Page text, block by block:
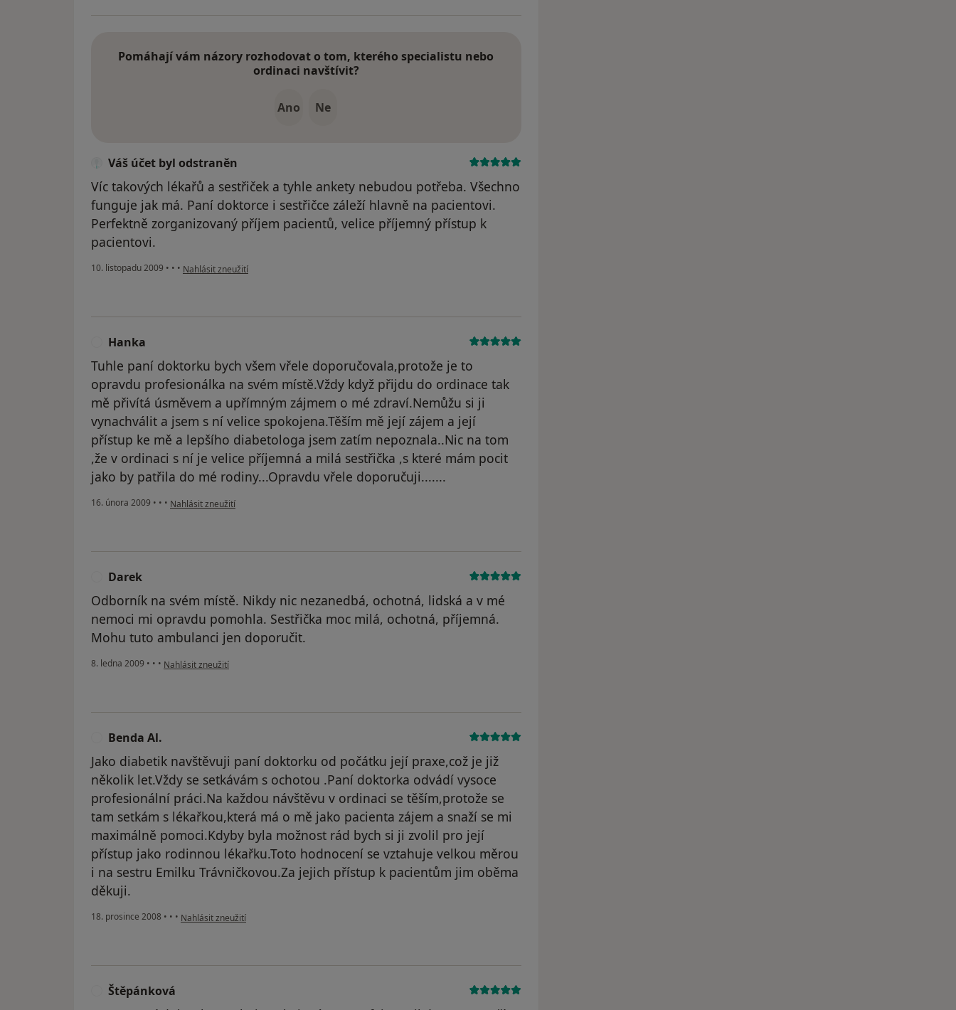
Pomáhají vám názory rozhodovat o tom, kterého specialistu nebo
ordinaci navštívit?
Ano Ne
Váš účet byl odstraněn
Víc takových lékařů a sestřiček a tyhle ankety nebudou potřeba. Všechno
funguje jak má. Paní doktorce i sestřičce záleží hlavně na pacientovi.
Perfektně zorganizovaný příjem pacientů, velice příjemný přístup k
pacientovi.
10. listopadu 2009 • • • podle názoru uživatele Váš účet byl odstraněn
Nahlásit zneužití
Hanka
Tuhle paní doktorku bych všem vřele doporučovala,protože je to
opravdu profesionálka na svém místě.Vždy když přijdu do ordinace tak
mě přivítá úsměvem a upřímným zájmem o mé zdraví.Nemůžu si ji
vynachválit a jsem s ní velice spokojena.Těším mě její zájem a její
přístup ke mě a lepšího diabetologa jsem zatím nepoznala..Nic na tom
,že v ordinaci s ní je velice příjemná a milá sestřička ,s které mám pocit
jako by patřila do mé rodiny...Opravdu vřele doporučuji.......
16. února 2009 • • • podle názoru uživatele Hanka
Nahlásit zneužití
Darek
Odborník na svém místě. Nikdy nic nezanedbá, ochotná, lidská a v mé
nemoci mi opravdu pomohla. Sestřička moc milá, ochotná, příjemná.
Mohu tuto ambulanci jen doporučit.
8. ledna 2009 • • • podle názoru uživatele Darek
Nahlásit zneužití
Benda Al.
Jako diabetik navštěvuji paní doktorku od počátku její praxe,což je již
několik let.Vždy se setkávám s ochotou .Paní doktorka odvádí vysoce
profesionální práci.Na každou návštěvu v ordinaci se těším,protože se
tam setkám s lékařkou,která má o mě jako pacienta zájem a snaží se mi
maximálně pomoci.Kdyby byla možnost rád bych si ji zvolil pro její
přístup jako rodinnou lékařku.Toto hodnocení se vztahuje velkou měrou
i na sestru Emilku Trávničkovou.Za jejich přístup k pacientům jim oběma
děkuji.
18. prosince 2008 • • • podle názoru uživatele Benda Al.
Nahlásit zneužití
Štěpánková